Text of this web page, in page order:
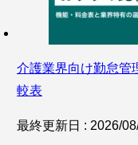
介護業界向け勤怠管
較表
最終更新日 : 2026/